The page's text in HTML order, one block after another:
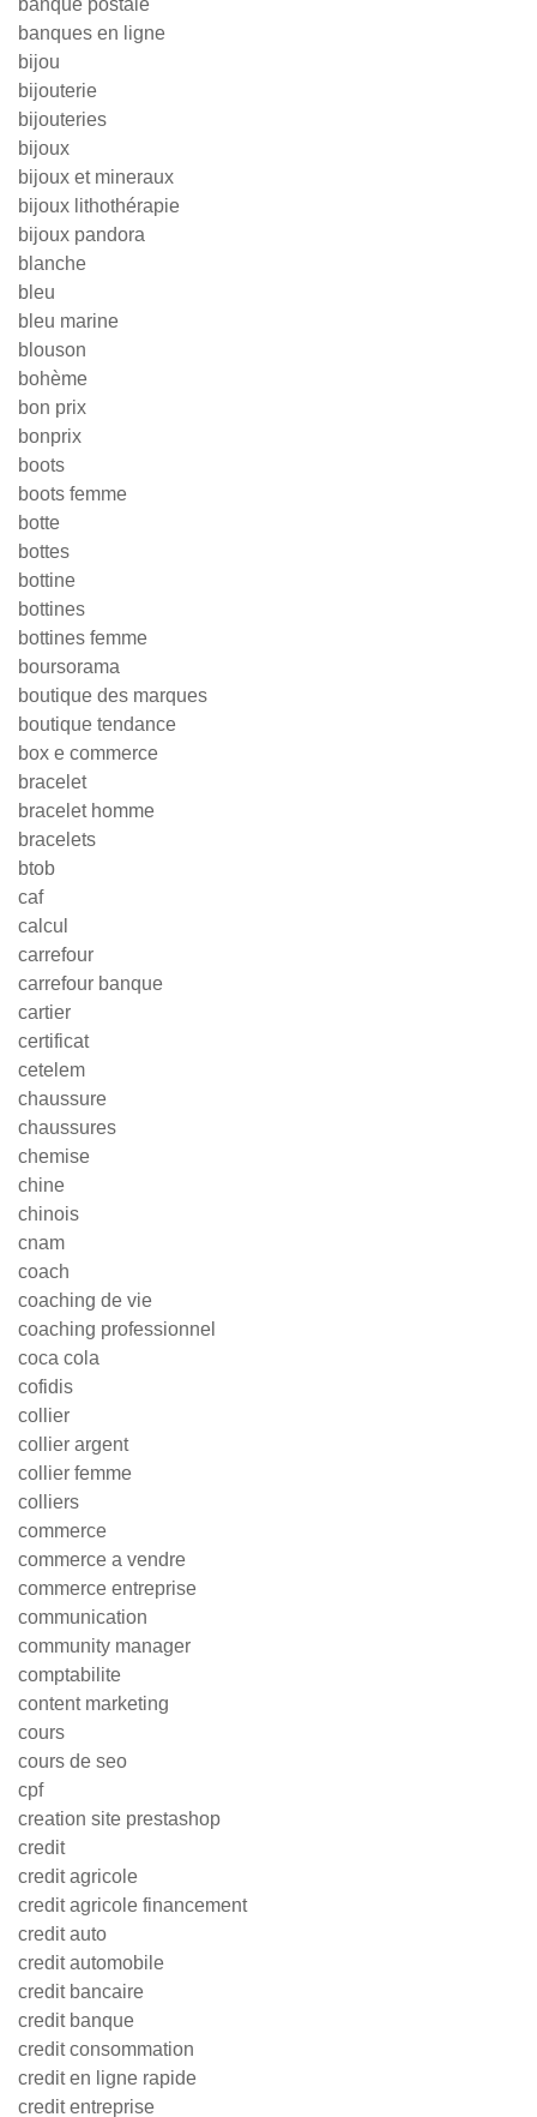
banque postale
banques en ligne
bijou
bijouterie
bijouteries
bijoux
bijoux et mineraux
bijoux lithothérapie
bijoux pandora
blanche
bleu
bleu marine
blouson
bohème
bon prix
bonprix
boots
boots femme
botte
bottes
bottine
bottines
bottines femme
boursorama
boutique des marques
boutique tendance
box e commerce
bracelet
bracelet homme
bracelets
btob
caf
calcul
carrefour
carrefour banque
cartier
certificat
cetelem
chaussure
chaussures
chemise
chine
chinois
cnam
coach
coaching de vie
coaching professionnel
coca cola
cofidis
collier
collier argent
collier femme
colliers
commerce
commerce a vendre
commerce entreprise
communication
community manager
comptabilite
content marketing
cours
cours de seo
cpf
creation site prestashop
credit
credit agricole
credit agricole financement
credit auto
credit automobile
credit bancaire
credit banque
credit consommation
credit en ligne rapide
credit entreprise